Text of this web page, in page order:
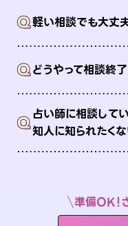
Q軽い相談でも大丈
Qどうやって相談終
Q占い師に相談して
知人に知られたく
準備OK！